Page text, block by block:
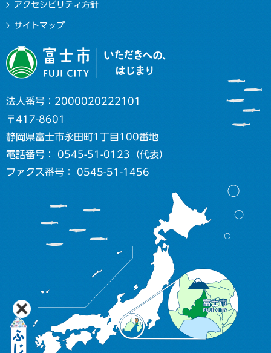
アクセシビリティ方針
サイトマップ
法人番号：2000020222101
〒417-8601
静岡県富士市永田町1丁目100番地
電話番号： 0545-51-0123（代表）
ファクス番号： 0545-51-1456